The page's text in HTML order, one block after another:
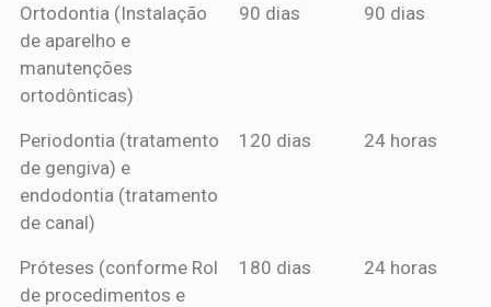
Ortodontia (Instalação
de aparelho e
manutenções
ortodônticas)
90 dias 90 dias
Periodontia (tratamento
de gengiva) e
endodontia (tratamento
de canal)
120 dias 24 horas
Próteses (conforme Rol
de procedimentos e
180 dias 24 horas